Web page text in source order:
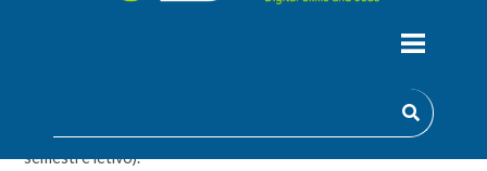
MARKETING DIGITAL E E-COMMERCE
Curso de Pós-Graduação com a duração de 150 horas (um
semestre letivo).